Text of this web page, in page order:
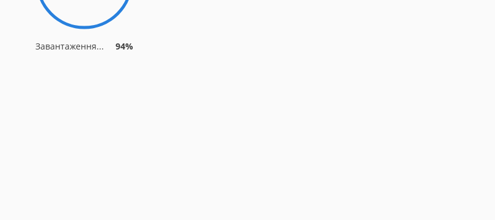
Завантаження... 94%